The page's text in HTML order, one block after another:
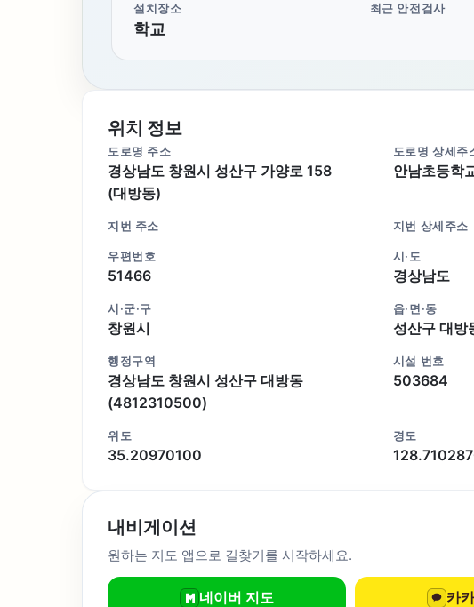
설치장소
학교
최근 안전검사
위치 정보
도로명 주소
경상남도 창원시 성산구 가양로 158
(대방동)
도로명 상세주
안남초등학
지번 주소 지번 상세주소
우편번호
51466
시·도
경상남도
시·군·구
창원시
읍·면·동
성산구 대방
행정구역
경상남도 창원시 성산구 대방동
(4812310500)
시설 번호
503684
위도
35.20970100
경도
내비게이션
원하는 지도 앱으로 길찾기를 시작하세요.
네이버 지도 카